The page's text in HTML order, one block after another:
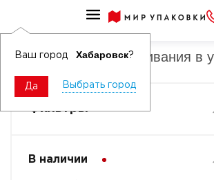
Ваш город Хабаровск?
Да Выбрать город
Пелерина для окрашивания в
Фильтры
В наличии